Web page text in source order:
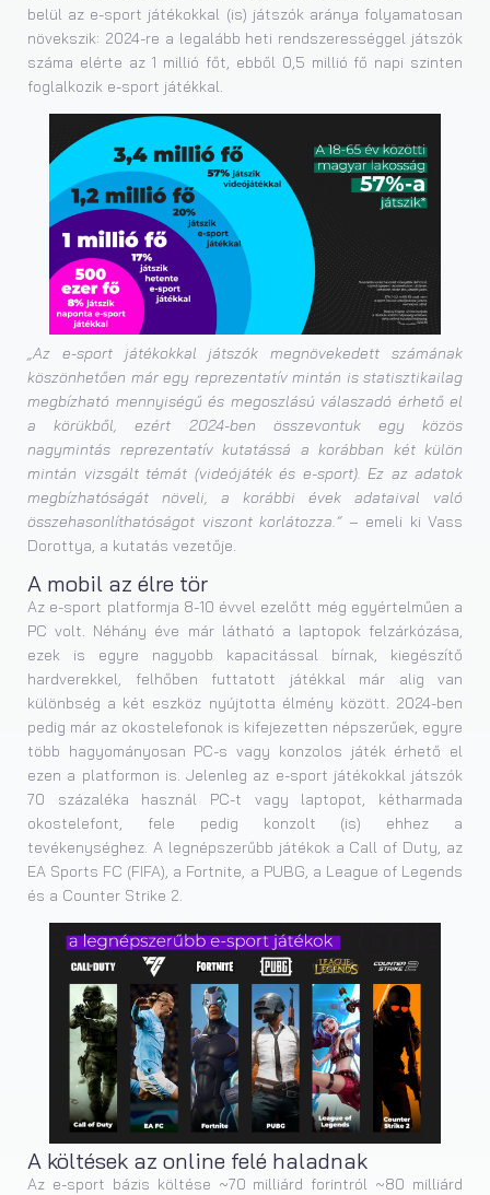
belül az e-sport játékokkal (is) játszók aránya folyamatosan
növekszik: 2024-re a legalább heti rendszerességgel játszók
száma elérte az 1 millió főt, ebből 0,5 millió fő napi szinten
foglalkozik e-sport játékkal.
„Az e-sport játékokkal játszók megnövekedett számának
köszönhetően már egy reprezentatív mintán is statisztikailag
megbízható mennyiségű és megoszlású válaszadó érhető el
a körükből, ezért 2024-ben összevontuk egy közös
nagymintás reprezentatív kutatássá a korábban két külön
mintán vizsgált témát (videójáték és e-sport). Ez az adatok
megbízhatóságát növeli, a korábbi évek adataival való
összehasonlíthatóságot viszont korlátozza.” – emeli ki Vass
Dorottya, a kutatás vezetője.
A mobil az élre tör
Az e-sport platformja 8-10 évvel ezelőtt még egyértelműen a
PC volt. Néhány éve már látható a laptopok felzárkózása,
ezek is egyre nagyobb kapacitással bírnak, kiegészítő
hardverekkel, felhőben futtatott játékkal már alig van
különbség a két eszköz nyújtotta élmény között. 2024-ben
pedig már az okostelefonok is kifejezetten népszerűek, egyre
több hagyományosan PC-s vagy konzolos játék érhető el
ezen a platformon is. Jelenleg az e-sport játékokkal játszók
70 százaléka használ PC-t vagy laptopot, kétharmada
okostelefont, fele pedig konzolt (is) ehhez a
tevékenységhez. A legnépszerűbb játékok a Call of Duty, az
EA Sports FC (FIFA), a Fortnite, a PUBG, a League of Legends
és a Counter Strike 2.
A költések az online felé haladnak
Az e-sport bázis költése ~70 milliárd forintról ~80 milliárd